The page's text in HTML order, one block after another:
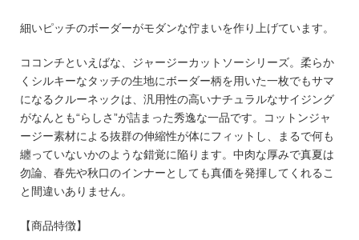
細いピッチのボーダーがモダンな佇まいを作り上げています。
ココンチといえばな、ジャージーカットソーシリーズ。柔らか
くシルキーなタッチの生地にボーダー柄を用いた一枚でもサマ
になるクルーネックは、汎用性の高いナチュラルなサイジング
がなんとも“らしさ”が詰まった秀逸な一品です。コットンジャ
ージー素材による抜群の伸縮性が体にフィットし、まるで何も
纏っていないかのような錯覚に陥ります。中肉な厚みで真夏は
勿論、春先や秋口のインナーとしても真価を発揮してくれるこ
と間違いありません。
【商品特徴】